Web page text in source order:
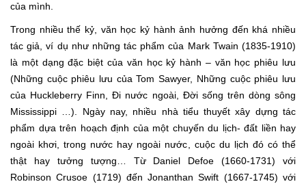
của mình.
Trong nhiều thế kỷ, văn học kỷ hành ảnh hưởng đến khá nhiều
tác giả, ví dụ như những tác phẩm của Mark Twain (1835-1910)
là một dạng đặc biệt của văn học kỷ hành – văn học phiêu lưu
(Những cuộc phiêu lưu của Tom Sawyer, Những cuộc phiêu lưu
của Huckleberry Finn, Đi nước ngoài, Đời sống trên dòng sông
Mississippi …). Ngày nay, nhiều nhà tiểu thuyết xây dựng tác
phẩm dựa trên hoạch định của một chuyến du lịch- đất liền hay
ngoài khơi, trong nước hay ngoài nước, cuộc du lịch đó có thể
thật hay tưởng tượng… Từ Daniel Defoe (1660-1731) với
Robinson Crusoe (1719) đến Jonanthan Swift (1667-1745) với